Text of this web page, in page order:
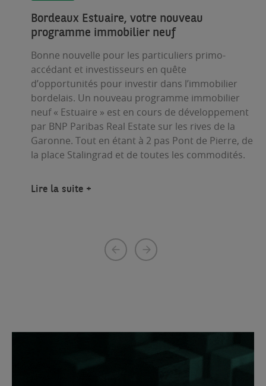
Bordeaux Estuaire, votre nouveau
programme immobilier neuf
Bonne nouvelle pour les particuliers primo-
accédant et investisseurs en quête
d’opportunités pour investir dans l’immobilier
bordelais. Un nouveau programme immobilier
neuf « Estuaire » est en cours de développement
par BNP Paribas Real Estate sur les rives de la
Garonne. Tout en étant à 2 pas Pont de Pierre, de
la place Stalingrad et de toutes les commodités.
Lire la suite
Previous
Next